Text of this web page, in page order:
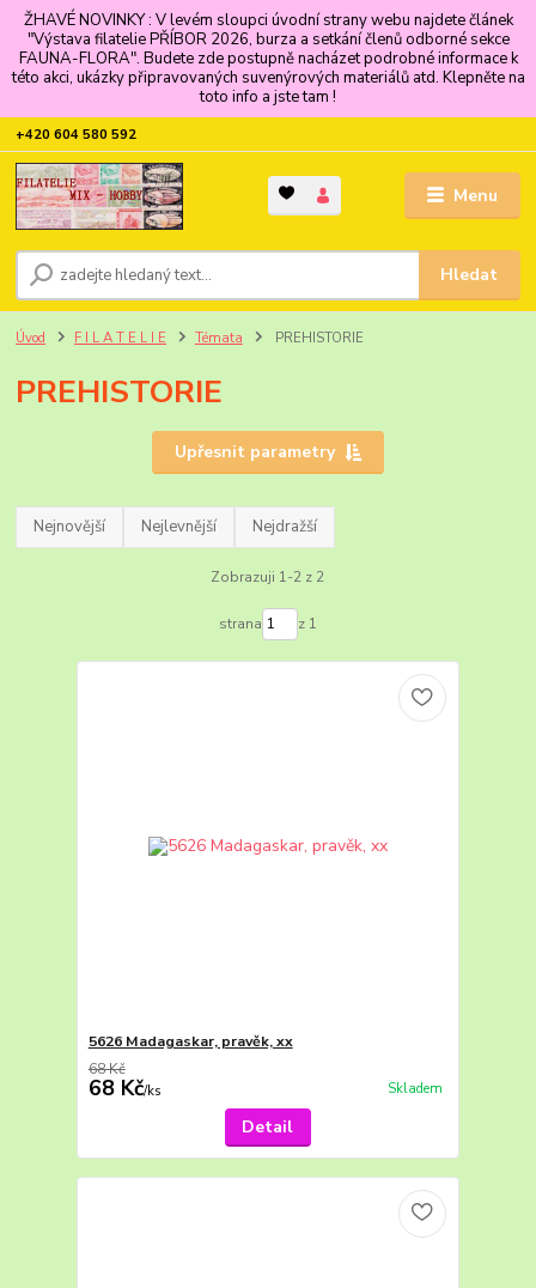
ŽHAVÉ NOVINKY : V levém sloupci úvodní strany webu najdete článek
"Výstava filatelie PŘÍBOR 2026, burza a setkání členů odborné sekce
FAUNA-FLORA". Budete zde postupně nacházet podrobné informace k
této akci, ukázky připravovaných suvenýrových materiálů atd. Klepněte na
toto info a jste tam !
Menu
Hledat
+420 604 580 592
Úvod F I L A T E L I E Témata PREHISTORIE
PREHISTORIE
Upřesnit parametry
Nejnovější Nejlevnější Nejdražší
Zobrazuji 1-2 z 2
strana z 1
5626 Madagaskar, pravěk, xx
68 Kč
68 Kč/ks Skladem
Detail